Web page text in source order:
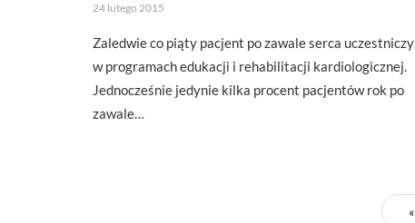
24 lutego 2015
Zaledwie co piąty pacjent po zawale serca uczestniczy
w programach edukacji i rehabilitacji kardiologicznej.
Jednocześnie jedynie kilka procent pacjentów rok po
zawale…
«